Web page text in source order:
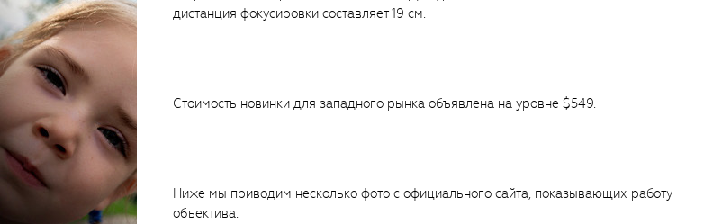
дистанция фокусировки составляет 19 см.
Стоимость новинки для западного рынка объявлена на уровне $549.
Ниже мы приводим несколько фото с официального сайта, показывающих работу
объектива.